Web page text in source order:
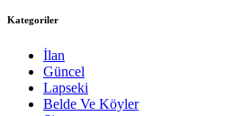
Kategoriler
İlan
Güncel
Lapseki
Belde Ve Köyler